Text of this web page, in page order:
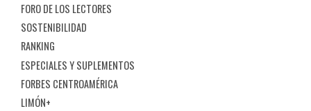
FORO DE LOS LECTORES
SOSTENIBILIDAD
RANKING
ESPECIALES Y SUPLEMENTOS
FORBES CENTROAMÉRICA
LIMÓN+